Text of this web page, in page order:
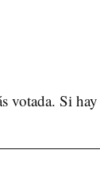
votada. Si